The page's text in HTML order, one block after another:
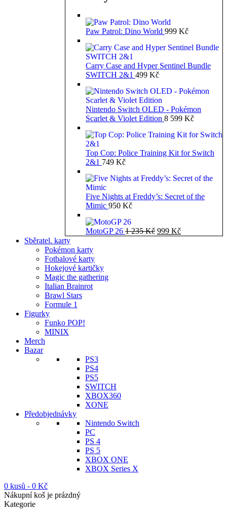
Paw Patrol: Dino World 999 Kč
Carry Case and Hyper Sentinel Bundle
SWITCH 2&1 499 Kč
Nintendo Switch OLED - Pokémon
Scarlet & Violet Edition 8 599 Kč
Top Cop: Police Training Kit for Switch
2&1 749 Kč
Five Nights at Freddy’s: Secret of the
Mimic 950 Kč
MotoGP 26 1 235Kč Původní
999 KčAktuální
Sběratel. karty
Pokémon karty
Fotbalové karty
Hokejové kartičky
Magic the gathering
Italian Brainrot
Brawl Stars
Formule 1
Figurky
Funko POP!
MINIX
Merch
Bazar
PS3
PS4
PS5
SWITCH
XBOX360
XONE
Předobjednávky
Nintendo Switch
PC
PS 4
PS 5
XBOX ONE
XBOX Series X
0 kusů - 0 Kč
Nákupní koš je prázdný
Kategorie